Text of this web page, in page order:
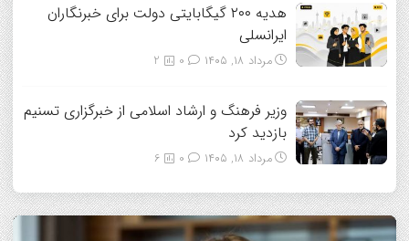
هدیه ۲۰۰ گیگابایتی دولت برای خبرنگاران
ایرانسلی
مرداد ۱۸, ۱۴۰۵ 2
وزیر فرهنگ و ارشاد اسلامی از خبرگزاری تسنیم
بازدید کرد
مرداد ۱۸, ۱۴۰۵ 6